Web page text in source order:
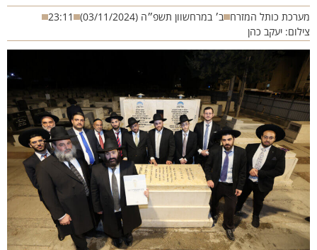
כותל המזרח ב׳ במרחשוון תשפ״ה (03/11/2024)
23:11
יעקב כהן